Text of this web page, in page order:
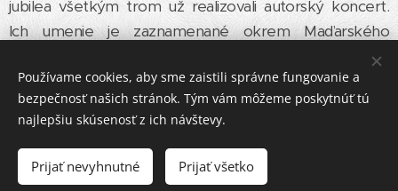
jubilea všetkým trom už realizovali autorský koncert.
Ich umenie je zaznamenané okrem Maďarského
rozhlasu i v ČR /vystúpenie na XXIV. roč.
medzinárodného festivalu FORFEST v Kroměříži/ ako i
v SR /koncert pri príležitosti 25. výr. vzniku Maďarskej
spoločnosti priateľov hudby na Slovensku /.
Používame cookies, aby sme zaistili správne fungovanie a
bezpečnosť našich stránok. Tým vám môžeme poskytnúť tú
najlepšiu skúsenosť z ich návštevy.
Prijať nevyhnutné Prijať všetko